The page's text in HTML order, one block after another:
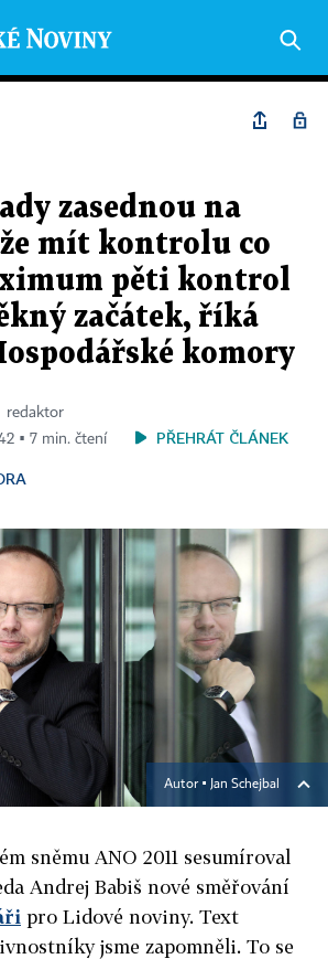
zasednou na
mít kontrolu co
pěti kontrol
začátek, říká
komory
redaktor
▪ 7 min. čtení
PŘEHRÁT ČLÁNEK
Autor ▪ Jan Schejbal
sněmu ANO 2011 sesumíroval
Andrej Babiš nové směřování
pro Lidové noviny. Text
jsme zapomněli. To se